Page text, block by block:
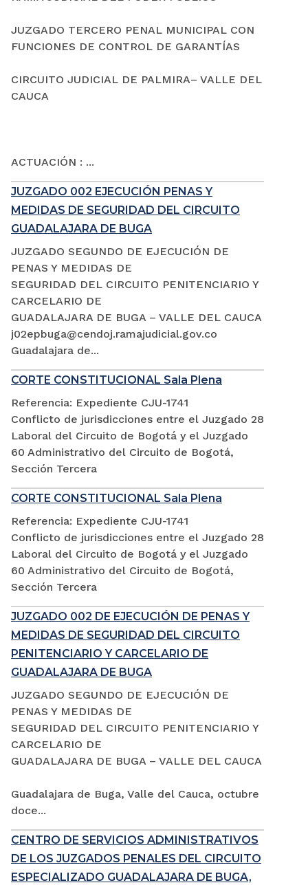
JUZGADO TERCERO PENAL MUNICIPAL CON
FUNCIONES DE CONTROL DE GARANTÍAS
CIRCUITO JUDICIAL DE PALMIRA– VALLE DEL
CAUCA
ACTUACIÓN : ...
JUZGADO 002 EJECUCIÓN PENAS Y
MEDIDAS DE SEGURIDAD DEL CIRCUITO
GUADALAJARA DE BUGA
JUZGADO SEGUNDO DE EJECUCIÓN DE
PENAS Y MEDIDAS DE
SEGURIDAD DEL CIRCUITO PENITENCIARIO Y
CARCELARIO DE
GUADALAJARA DE BUGA – VALLE DEL CAUCA
j02epbuga@cendoj.ramajudicial.gov.co
Guadalajara de...
CORTE CONSTITUCIONAL Sala Plena
Referencia: Expediente CJU-1741
Conflicto de jurisdicciones entre el Juzgado 28
Laboral del Circuito de Bogotá y el Juzgado
60 Administrativo del Circuito de Bogotá,
Sección Tercera
CORTE CONSTITUCIONAL Sala Plena
Referencia: Expediente CJU-1741
Conflicto de jurisdicciones entre el Juzgado 28
Laboral del Circuito de Bogotá y el Juzgado
60 Administrativo del Circuito de Bogotá,
Sección Tercera
JUZGADO 002 DE EJECUCIÓN DE PENAS Y
MEDIDAS DE SEGURIDAD DEL CIRCUITO
PENITENCIARIO Y CARCELARIO DE
GUADALAJARA DE BUGA
JUZGADO SEGUNDO DE EJECUCIÓN DE
PENAS Y MEDIDAS DE
SEGURIDAD DEL CIRCUITO PENITENCIARIO Y
CARCELARIO DE
GUADALAJARA DE BUGA – VALLE DEL CAUCA
Guadalajara de Buga, Valle del Cauca, octubre
doce...
CENTRO DE SERVICIOS ADMINISTRATIVOS
DE LOS JUZGADOS PENALES DEL CIRCUITO
ESPECIALIZADO GUADALAJARA DE BUGA,